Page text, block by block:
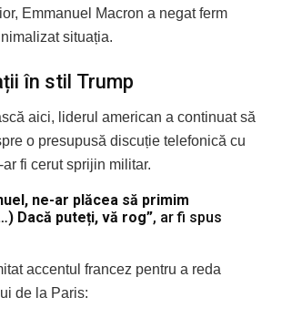
Emmanuel Macron a negat ferm
situația.
în stil Trump
aici, liderul american a continuat să
o presupusă discuție telefonică cu
fi cerut sprijin militar.
ne-ar plăcea să primim
Dacă puteți, vă rog”, ar fi spus
accentul francez pentru a reda
de la Paris: